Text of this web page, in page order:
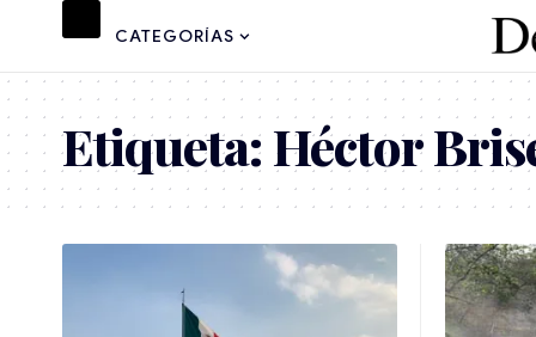
CATEGORÍAS
Etiqueta:Héctor